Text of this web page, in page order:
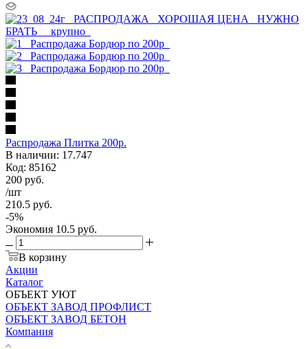
Распродажа Плитка 200р.
В наличии: 17.747
Код: 85162
200 руб.
/шт
210.5 руб.
-5%
Экономия 10.5 руб.
В корзину
Акции
Каталог
ОБЪЕКТ УЮТ
ОБЪЕКТ ЗАВОД ПРОФЛИСТ
ОБЪЕКТ ЗАВОД БЕТОН
Компания